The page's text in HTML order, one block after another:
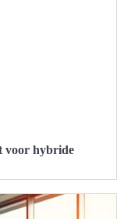
voor hybride